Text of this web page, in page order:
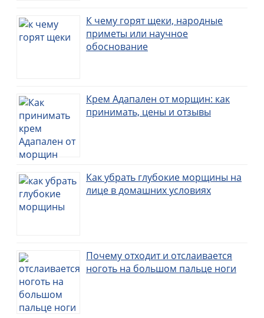
К чему горят щеки, народные
приметы или научное
обоснование
Крем Адапален от морщин: как
принимать, цены и отзывы
Как убрать глубокие морщины на
лице в домашних условиях
Почему отходит и отслаивается
ноготь на большом пальце ноги